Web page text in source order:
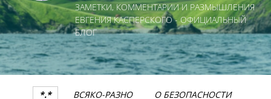
ЗАМЕТКИ, КОММЕНТАРИИ И РАЗМЫШЛЕНИЯ
ЕВГЕНИЯ КАСПЕРСКОГО - ОФИЦИАЛЬНЫЙ
БЛОГ
*.* ВСЯКО-РАЗНО
О БЕЗОПАСНОСТИ